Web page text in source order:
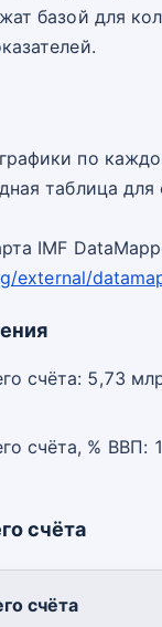
базой для
по
таблица для
IMF
external/
счёта: 5,73
счёта, % ВВП:
счёта
счёта